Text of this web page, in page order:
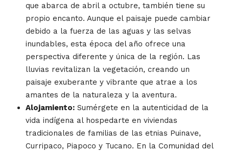
que abarca de abril a octubre, también tiene su
propio encanto. Aunque el paisaje puede cambiar
debido a la fuerza de las aguas y las selvas
inundables, esta época del año ofrece una
perspectiva diferente y única de la región. Las
lluvias revitalizan la vegetación, creando un
paisaje exuberante y vibrante que atrae a los
amantes de la naturaleza y la aventura.
Alojamiento: Sumérgete en la autenticidad de la
vida indígena al hospedarte en viviendas
tradicionales de familias de las etnias Puinave,
Curripaco, Piapoco y Tucano. En la Comunidad del